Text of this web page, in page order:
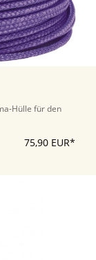
Hülle für den
75,90 EUR*